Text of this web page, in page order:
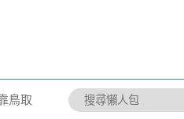
鳥取